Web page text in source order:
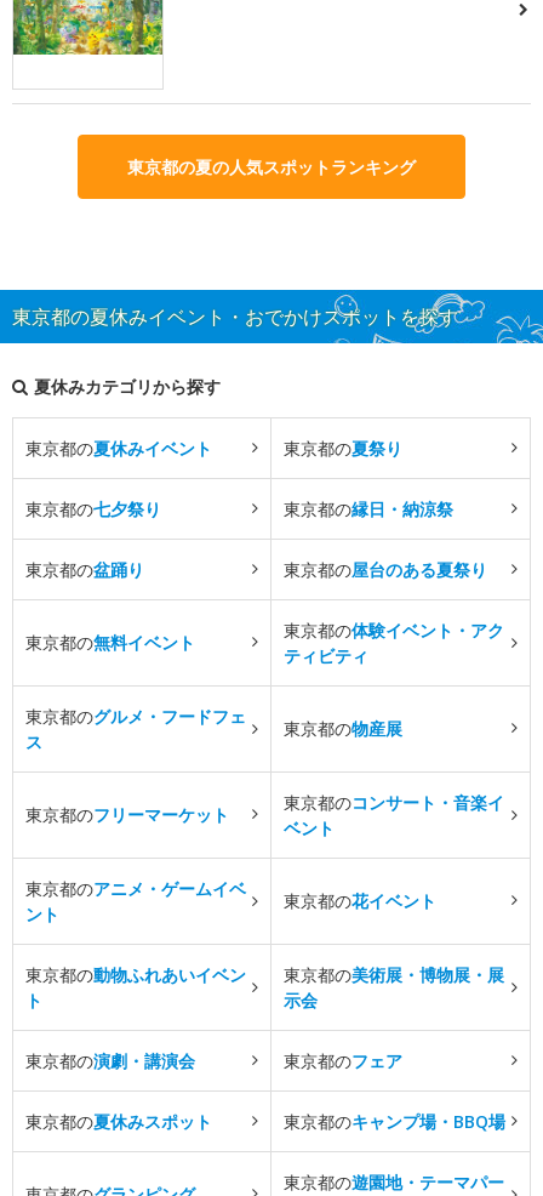
東京都の夏の人気スポットランキング
東京都の夏休みイベント・おでかけスポットを探す
夏休みカテゴリから探す
東京都の夏休みイベント 東京都の夏祭り
東京都の七夕祭り 東京都の縁日・納涼祭
東京都の盆踊り 東京都の屋台のある夏祭り
東京都の無料イベント
東京都の体験イベント・アク
ティビティ
東京都のグルメ・フードフェ
ス
東京都の物産展
東京都のフリーマーケット
東京都のコンサート・音楽イ
ベント
東京都のアニメ・ゲームイベ
ント
東京都の花イベント
東京都の動物ふれあいイベン
ト
東京都の美術展・博物展・展
示会
東京都の演劇・講演会 東京都のフェア
東京都の夏休みスポット 東京都のキャンプ場・BBQ場
東京都の遊園地・テーマパー